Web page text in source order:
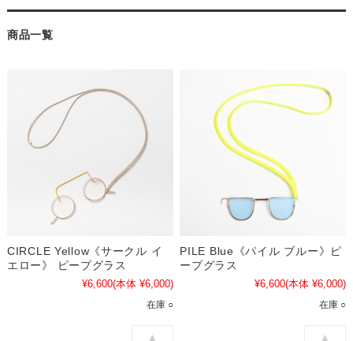
商品一覧
CIRCLE Yellow《サークル イ
エロー》 ピープグラス
¥6,600(本体 ¥6,000)
在庫 ○
PILE Blue《パイル ブルー》ピ
ープグラス
¥6,600(本体 ¥6,000)
在庫 ○